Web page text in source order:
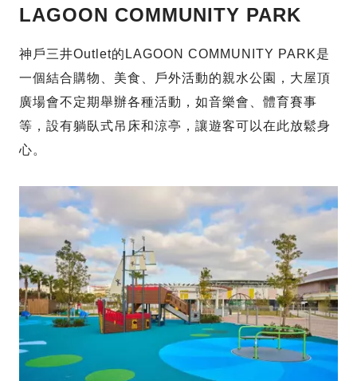
LAGOON COMMUNITY PARK
神戶三井Outlet的LAGOON COMMUNITY PARK是
一個結合購物、美食、戶外活動的親水公園，大屋頂
廣場會不定期舉辦各種活動，如音樂會、體育賽事
等，設有躺臥式吊床和涼亭，讓遊客可以在此放鬆身
心。